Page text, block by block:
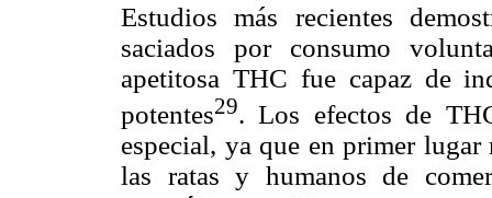
Estudios más recientes
saciados por consumo
apetitosa THC fue capaz de
potentes29. Los efectos de
especial, ya que en primer
las ratas y humanos de